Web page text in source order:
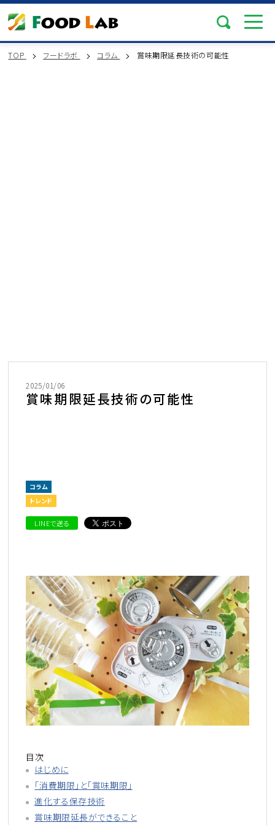
TOP フードラボ コラム 賞味期限延長技術の可能性
2025/01/06
賞味期限延長技術の可能性
コラム
トレンド
LINEで送る
目次
はじめに
「消費期限」と「賞味期限」
進化する保存技術
賞味期限延長ができること